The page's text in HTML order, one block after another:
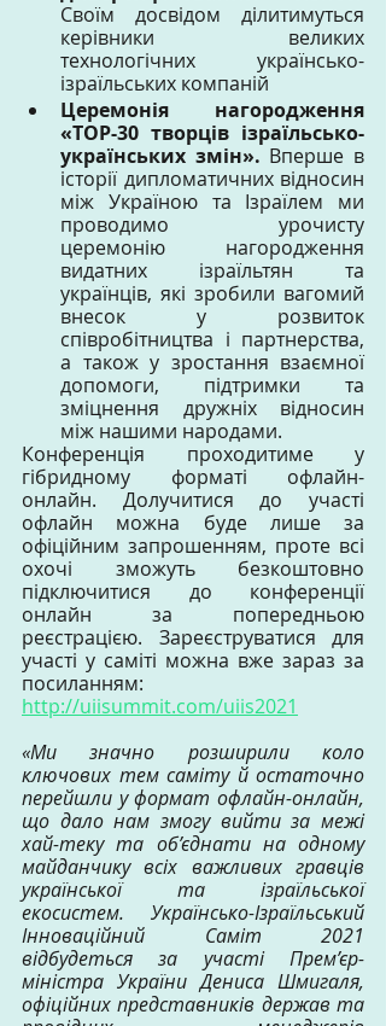
Своїм досвідом ділитимуться
керівники великих
технологічних українсько-
ізраїльських компаній
Церемонія нагородження
«ТОР-30 творців ізраїльсько-
українських змін». Вперше в
історії дипломатичних відносин
між Україною та Ізраїлем ми
проводимо урочисту
церемонію нагородження
видатних ізраїльтян та
українців, які зробили вагомий
внесок у розвиток
співробітництва і партнерства,
а також у зростання взаємної
допомоги, підтримки та
зміцнення дружніх відносин
між нашими народами.
Конференція проходитиме у
гібридному форматі офлайн-
онлайн. Долучитися до участі
офлайн можна буде лише за
офіційним запрошенням, проте всі
охочі зможуть безкоштовно
підключитися до конференції
онлайн за попередньою
реєстрацією. Зареєструватися для
участі у саміті можна вже зараз за
http://uiisummit.com/uiis2021
«Ми значно розширили коло
ключових тем саміту й остаточно
перейшли у формат офлайн-онлайн,
що дало нам змогу вийти за межі
хай-теку та об’єднати на одному
майданчику всіх важливих гравців
української та ізраїльської
екосистем. Українсько-Ізраїльський
Інноваційний Саміт 2021
відбудеться за участі Прем’єр-
міністра України Дениса Шмигаля,
офіційних представників держав та